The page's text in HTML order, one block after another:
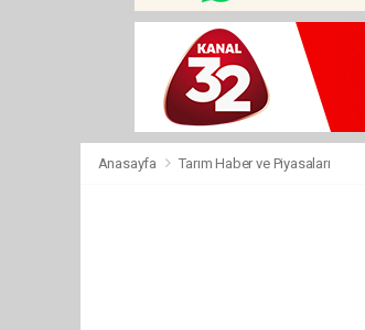
Anasayfa Tarım Haber ve Piyasaları